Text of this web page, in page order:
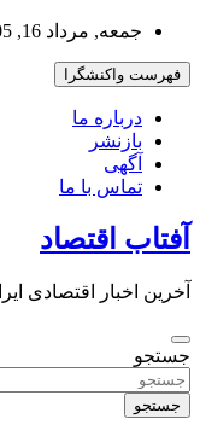
بروید
جمعه, مرداد 16, 1405
فهرست واکنشگرا
درباره ما
بازنشر
آگهی
تماس با ما
آفتاب اقتصاد
آخرین اخبار اقتصادی
جستجو
جستجو